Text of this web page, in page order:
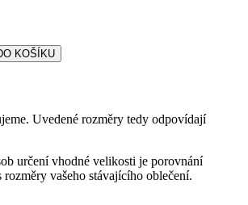
Uvedené rozměry tedy odpovídají
určení vhodné velikosti je porovnání
rozměry vašeho stávajícího oblečení.